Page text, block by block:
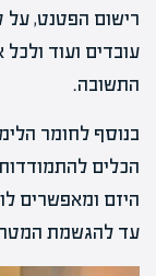
רישום הפטנט, על
עובדים ועוד
התשובה.
בנוסף לחומר
הכלים
היזם ומאפשרים
עד להגשמת